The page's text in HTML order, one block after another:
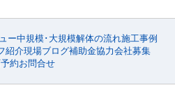
体工事、内装解体工事、プチ解体、アス
アスベスト関連工事、外構工事、駐車場
模解体など… 【解体工事内容】 木造住
平屋、井戸、庭石、カーポート、植
ョナルとしてや藤井寺市以外にも羽曳野
ど南河内地区から奈良県西部など木造・
など構造、規模問わず解体工事を承りま
工事に活用できる補助金・助成金につい
トにお任せ下さい。 株式会社スカイリク
府藤井寺市に事務所を構え、解体工事の
ショナルとしてや藤井寺市以外にも羽曳野
従って管理・処理を行うことが重要で
トとして 解体工事で発生する産業廃棄
こす様々な環境問題があります。公害が発
棄による人為的被害、焼却や埋立等に伴う
ー中規模･大規模解体の流れ施工事例
紹介現場ブログ補助金協力会社募集
約お問合せ